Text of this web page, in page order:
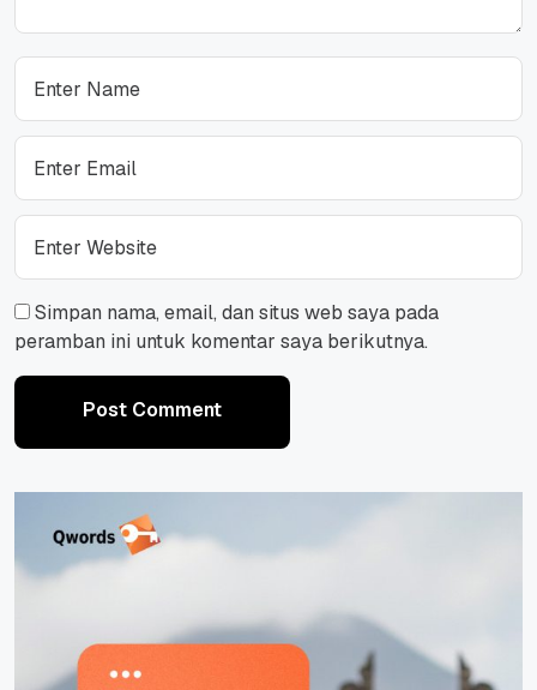
Simpan nama, email, dan situs web saya pada
peramban ini untuk komentar saya berikutnya.
Post Comment